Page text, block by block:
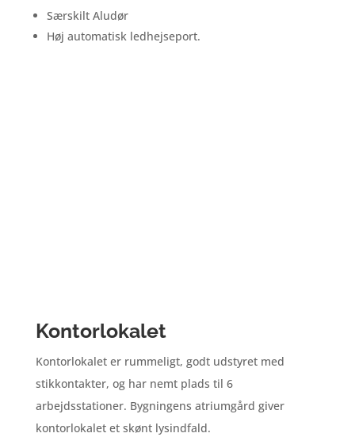
Særskilt Aludør
Høj automatisk ledhejseport.
Kontorlokalet
Kontorlokalet er rummeligt, godt udstyret med
stikkontakter, og har nemt plads til 6
arbejdsstationer. Bygningens atriumgård giver
kontorlokalet et skønt lysindfald.